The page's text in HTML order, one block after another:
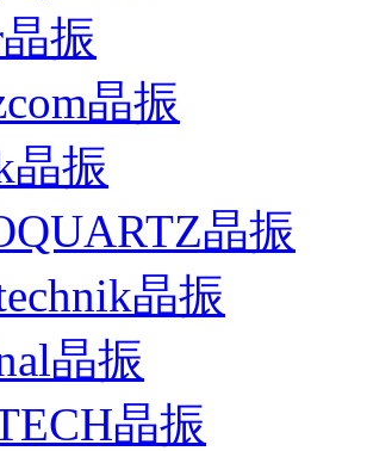
振
晶振
晶振
晶振
晶振
晶振
晶振